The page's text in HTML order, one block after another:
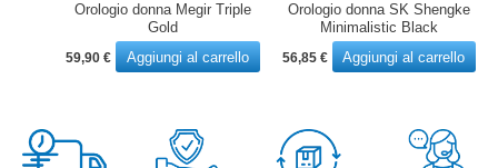
Orologio donna Megir Triple
Gold
59,90 € Aggiungi al carrello
Orologio donna SK Shengke
Minimalistic Black
56,85 € Aggiungi al carrello